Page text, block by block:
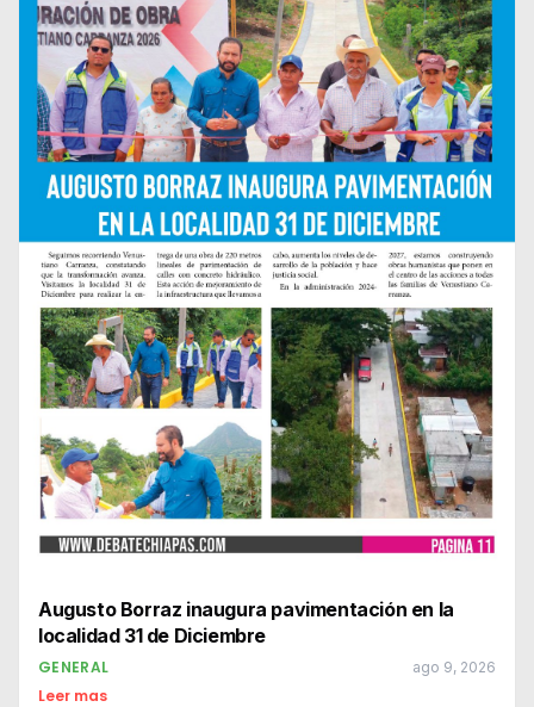
Augusto Borraz inaugura pavimentación en la
localidad 31 de Diciembre
GENERAL ago 9, 2026
Leer mas